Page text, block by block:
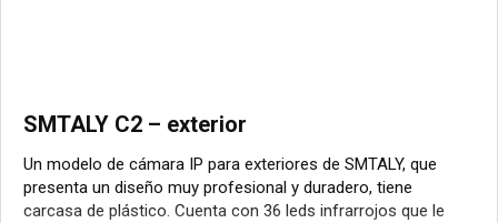
SMTALY C2 – exterior
Un modelo de cámara IP para exteriores de SMTALY, que
presenta un diseño muy profesional y duradero, tiene
carcasa de plástico. Cuenta con 36 leds infrarrojos que le